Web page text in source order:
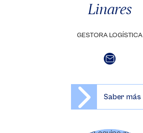
Linares
GESTORA LOGÍSTICA
Saber más